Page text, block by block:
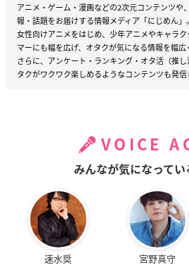
アニメ・ゲーム・漫画などの2次元コンテンツや
報・話題をお届けする情報メディア「にじめん」。
女性向けアニメをはじめ、少年アニメやキャラ
マーにも幅を広げ、オタクが気になる情報を幅広
さらに、アンケート・ランキング・オタ活（推
タクがワクワク楽しめるようなコンテンツも発信
VOICE
みんなが気になってい
速水奨 宮野真守